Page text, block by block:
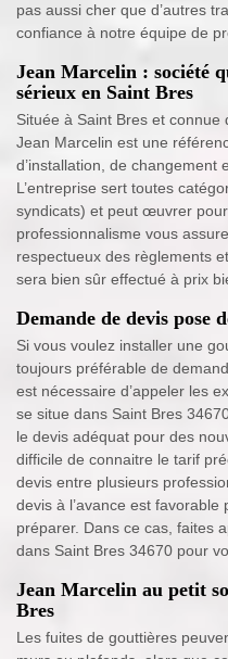
pas aussi cher que d’autres
confiance à notre équipe de
Jean Marcelin : société
sérieux en Saint Bres
Située à Saint Bres et connue
Jean Marcelin est une
d’installation, de changement
L’entreprise sert toutes
syndicats) et peut œuvrer
professionnalisme vous
respectueux des règlements
sera bien sûr effectué à prix
Demande de devis pose
Si vous voulez installer une
toujours préférable de
est nécessaire d’appeler les
se situe dans Saint Bres
le devis adéquat pour des
difficile de connaitre le tarif
devis entre plusieurs
devis à l’avance est
préparer. Dans ce cas, faites
dans Saint Bres 34670 pour
Jean Marcelin au petit
Bres
Les fuites de gouttières